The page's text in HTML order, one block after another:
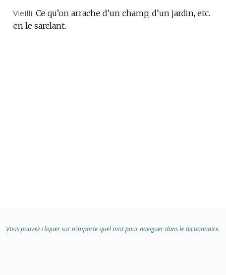
Vieilli. Ce qu’on arrache d’un champ, d’un jardin, etc.
en le sarclant.
Vous pouvez cliquer sur n’importe quel mot pour naviguer dans le dictionnaire.